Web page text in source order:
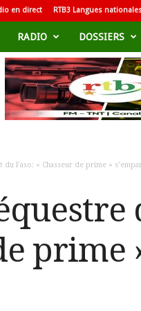
en direct RTB3 Langues
RADIO DOSSIERS
Faso: « Chasseur de prime »
prime